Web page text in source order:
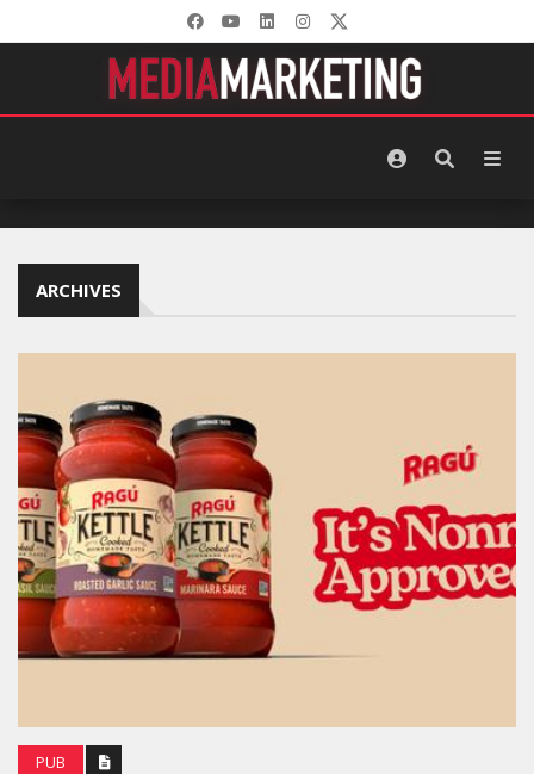
ARCHIVES
PUB